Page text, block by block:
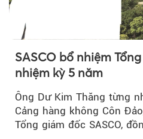
SASCO bổ nhiệm
nhiệm kỳ 5 năm
Ông Dư Kim Thăng từng
Cảng hàng không Côn
Tổng giám đốc SASCO,